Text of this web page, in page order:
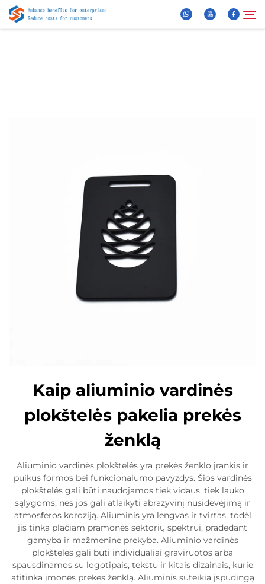
Susisiekite Su Mumis
Kaip aliuminio vardinės
plokštelės pakelia prekės
ženklą
Aliuminio vardinės plokštelės yra prekės ženklo įrankis ir
puikus formos bei funkcionalumo pavyzdys. Šios vardinės
plokštelės gali būti naudojamos tiek vidaus, tiek lauko
sąlygoms, nes jos gali atlaikyti abrazyvinį nusidėvėjimą ir
atmosferos koroziją. Aliuminis yra lengvas ir tvirtas, todėl
jis tinka plačiam pramonės sektorių spektrui, pradedant
gamyba ir mažmenine prekyba. Aliuminio vardinės
plokštelės gali būti individualiai graviruotos arba
spausdinamos su logotipais, tekstu ir kitais dizainais, kurie
atitinka įmonės prekės ženklą. Aliuminis suteikia įspūdingą